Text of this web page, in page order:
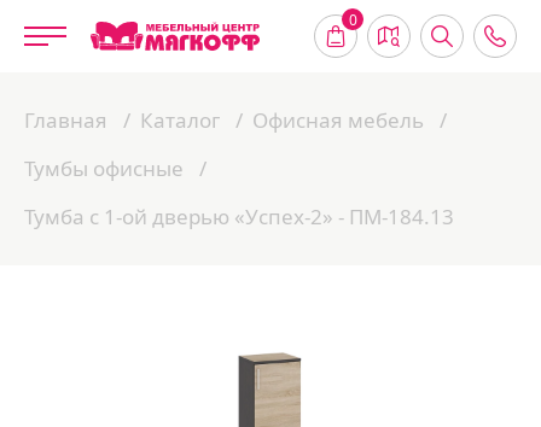
0
Главная Каталог
Офисная мебель
Тумбы офисные
Тумба с 1-ой дверью «Успех-2» - ПМ-184.13